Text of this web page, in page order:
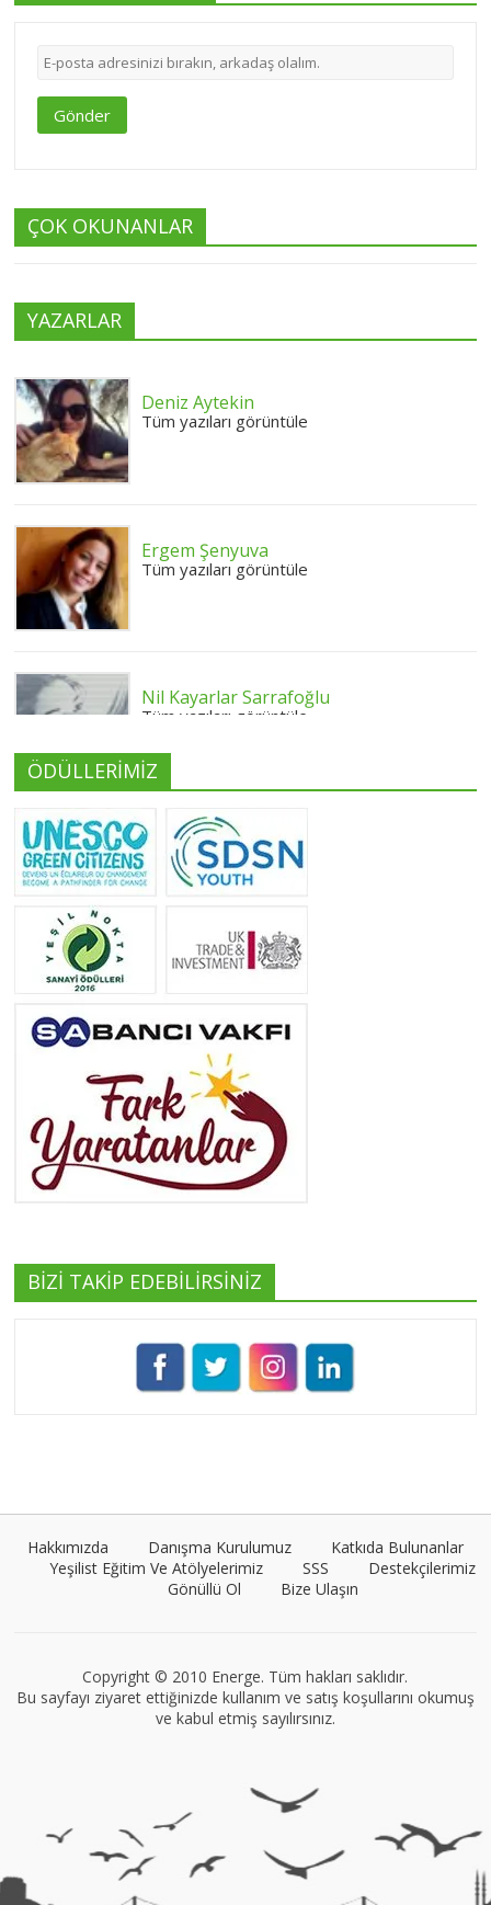
Gönder
ÇOK OKUNANLAR
YAZARLAR
Deniz Aytekin
Tüm yazıları görüntüle
Ergem Şenyuva
Tüm yazıları görüntüle
Nil Kayarlar Sarrafoğlu
Tüm yazıları görüntüle
Yeliz Yılmaz
Tüm yazıları görüntüle
Tüm yazıları görüntüle
Yeşilist
Tüm yazıları görüntüle
Tüm yazıları görüntüle
ÖDÜLLERİMİZ
BİZİ TAKİP EDEBİLİRSİNİZ
Hakkımızda Danışma Kurulumuz
Katkıda Bulunanlar
Yeşilist Eğitim Ve Atölyelerimiz
SSS
Destekçilerimiz
Gönüllü Ol
Bize Ulaşın
Copyright © 2010 Energe. Tüm hakları saklıdır.
Bu sayfayı ziyaret ettiğinizde kullanım ve satış koşullarını okumuş
ve kabul etmiş sayılırsınız.